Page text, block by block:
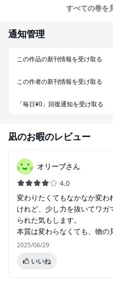
すべての巻を
通知管理
この作品の新刊情報を受け取る
この作者の新刊情報を受け取る
「毎日¥0」回復通知を受け取る
凪のお暇のレビュー
オリーブさん
4.0
変わりたくてもなかなか変わ
けれど、少し力を抜いてワガ
られた気もします。
本質は変わらなくても、物の
2025/06/29
いいね